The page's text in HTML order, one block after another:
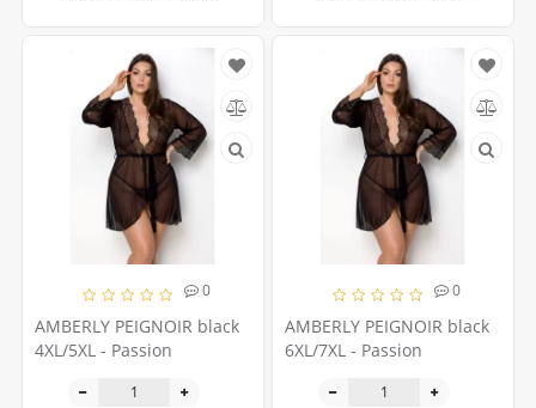
0
AMBERLY PEIGNOIR black
4XL/5XL - Passion
0
AMBERLY PEIGNOIR black
6XL/7XL - Passion